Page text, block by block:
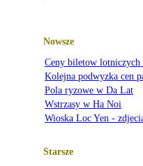
Nowsze
Ceny biletow lotniczych
Kolejna podwyzka cen
Pola ryzowe w Da Lat
Wstrzasy w Ha Noi
Wioska Loc Yen -
Starsze